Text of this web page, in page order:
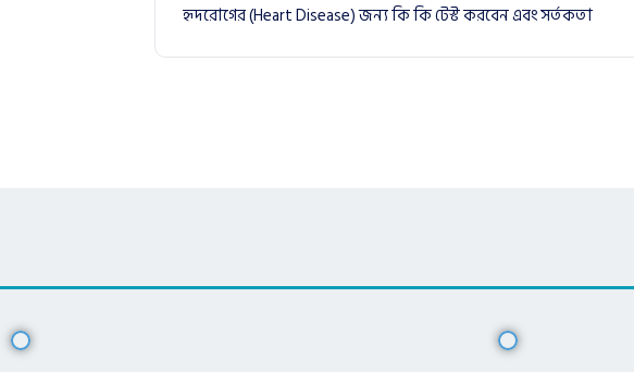
হৃদরোগের (Heart Disease) জন্য কি কি টেস্ট করবেন এবং সর্তকতা